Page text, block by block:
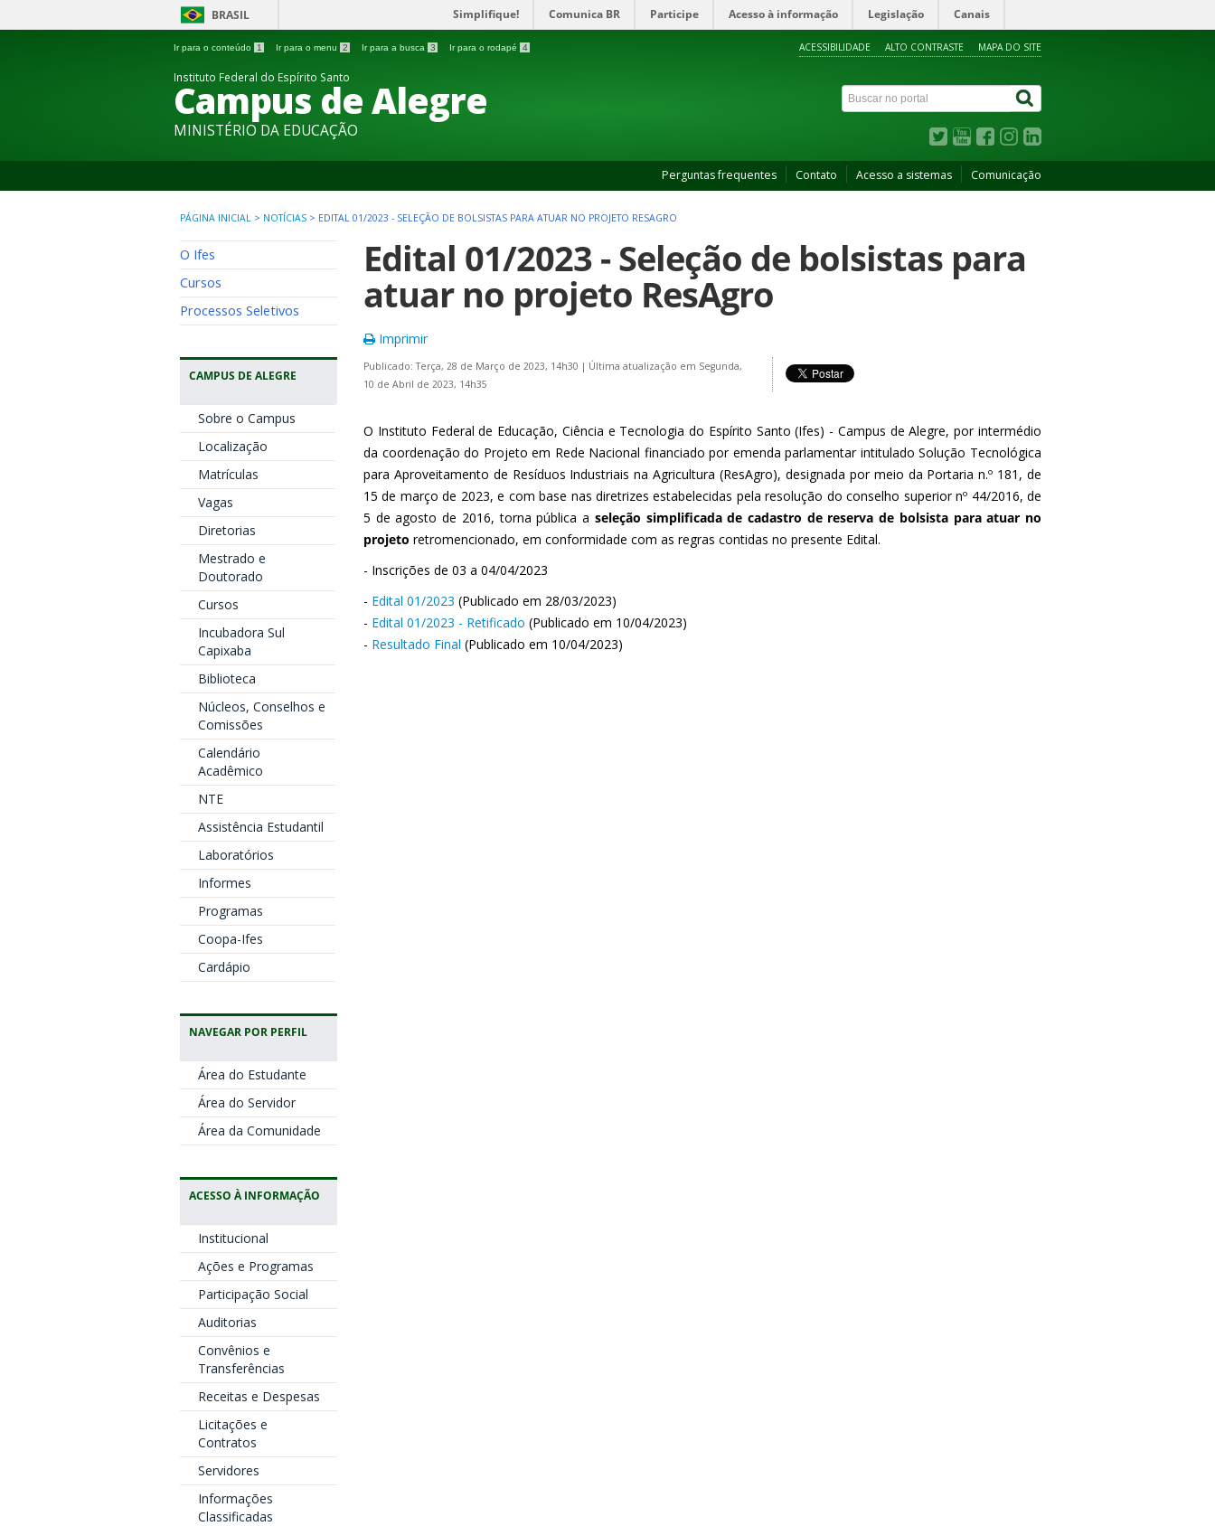
BRASIL Simplifique! Comunica BR Participe Acesso à informação Legislação Canais
Ir para o conteúdo 1 Ir para o menu 2 Ir para a busca 3 Ir para o rodapé 4 ACESSIBILIDADE ALTO CONTRASTE MAPA DO SITE
Instituto Federal do Espírito Santo
Campus de Alegre
MINISTÉRIO DA EDUCAÇÃO
Perguntas frequentes Contato Acesso a sistemas Comunicação
PÁGINA INICIAL > NOTÍCIAS > EDITAL 01/2023 - SELEÇÃO DE BOLSISTAS PARA ATUAR NO PROJETO RESAGRO
O Ifes
Cursos
Processos Seletivos
CAMPUS DE ALEGRE
Sobre o Campus
Localização
Matrículas
Vagas
Diretorias
Mestrado e
Doutorado
Cursos
Incubadora Sul
Capixaba
Biblioteca
Núcleos, Conselhos e
Comissões
Calendário
Acadêmico
NTE
Assistência Estudantil
Laboratórios
Informes
Programas
Coopa-Ifes
Cardápio
NAVEGAR POR PERFIL
Área do Estudante
Área do Servidor
Área da Comunidade
ACESSO À INFORMAÇÃO
Institucional
Ações e Programas
Participação Social
Auditorias
Convênios e
Transferências
Receitas e Despesas
Licitações e
Contratos
Servidores
Informações
Classificadas
Edital 01/2023 - Seleção de bolsistas para
atuar no projeto ResAgro
Imprimir
Publicado: Terça, 28 de Março de 2023, 14h30 | Última atualização em Segunda,
10 de Abril de 2023, 14h35
O Instituto Federal de Educação, Ciência e Tecnologia do Espírito Santo (Ifes) - Campus de Alegre, por intermédio
da coordenação do Projeto em Rede Nacional financiado por emenda parlamentar intitulado Solução Tecnológica
para Aproveitamento de Resíduos Industriais na Agricultura (ResAgro), designada por meio da Portaria n.º 181, de
15 de março de 2023, e com base nas diretrizes estabelecidas pela resolução do conselho superior nº 44/2016, de
5 de agosto de 2016, torna pública a seleção simplificada de cadastro de reserva de bolsista para atuar no
projeto retromencionado, em conformidade com as regras contidas no presente Edital.
- Inscrições de 03 a 04/04/2023
- Edital 01/2023 (Publicado em 28/03/2023)
- Edital 01/2023 - Retificado (Publicado em 10/04/2023)
- Resultado Final (Publicado em 10/04/2023)